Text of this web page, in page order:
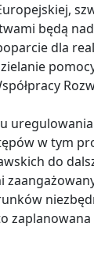
będą
dla
w tym
do
zaplanowana